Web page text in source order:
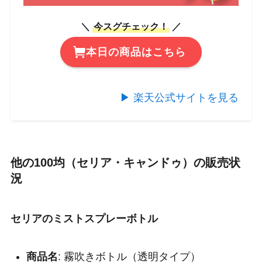
＼ 今スグチェック！ ／
本日の商品はこちら
▶︎ 楽天公式サイトを見る
他の100均（セリア・キャンドゥ）の販売状
況
セリアのミストスプレーボトル
商品名: 霧吹きボトル（透明タイプ）